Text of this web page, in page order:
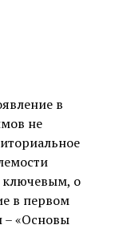
в
не
ключевым, о
в первом
– «Основы